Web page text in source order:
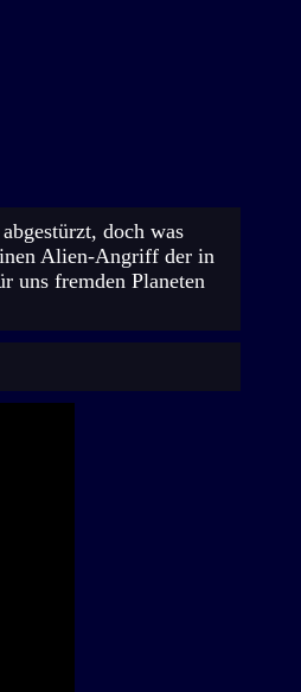
doch was
Alien-Angriff der in
uns fremden Planeten